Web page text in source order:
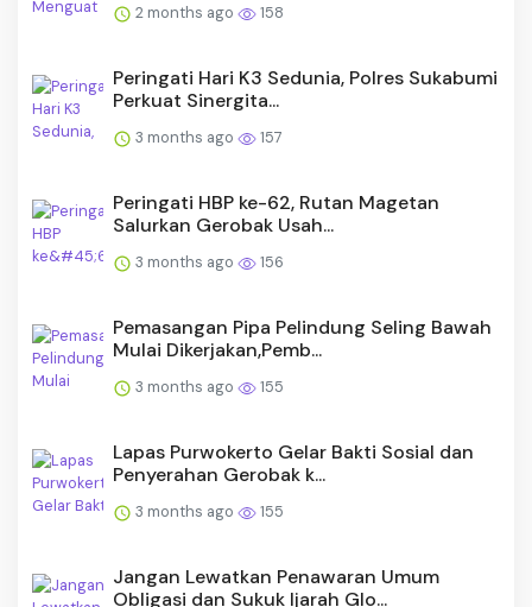
2 months ago 158
Peringati Hari K3 Sedunia, Polres Sukabumi
Perkuat Sinergita...
3 months ago 157
Peringati HBP ke-62, Rutan Magetan
Salurkan Gerobak Usah...
3 months ago 156
Pemasangan Pipa Pelindung Seling Bawah
Mulai Dikerjakan,Pemb...
3 months ago 155
Lapas Purwokerto Gelar Bakti Sosial dan
Penyerahan Gerobak k...
3 months ago 155
Jangan Lewatkan Penawaran Umum
Obligasi dan Sukuk Ijarah Glo...